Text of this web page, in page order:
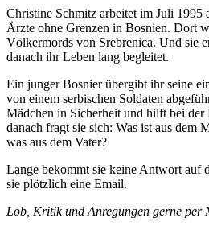
Christine Schmitz arbeitet im Juli
Ärzte ohne Grenzen in Bosnien. Dort
Völkermords von Srebrenica. Und sie
danach ihr Leben lang begleitet.
Ein junger Bosnier übergibt ihr seine
von einem serbischen Soldaten
Mädchen in Sicherheit und hilft bei der
danach fragt sie sich: Was ist aus dem
was aus dem Vater?
Lange bekommt sie keine Antwort auf
sie plötzlich eine Email.
Lob, Kritik und Anregungen gerne per